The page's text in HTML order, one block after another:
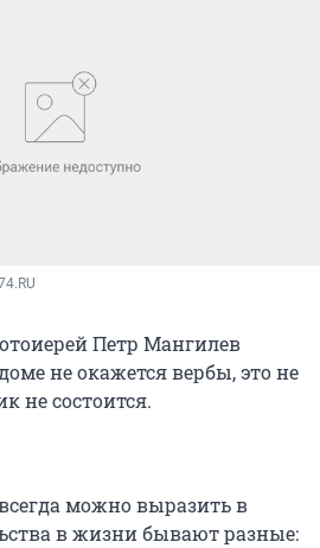
Петр Мангилев
не окажется вербы, это не
не состоится.
можно выразить в
в жизни бывают разные: